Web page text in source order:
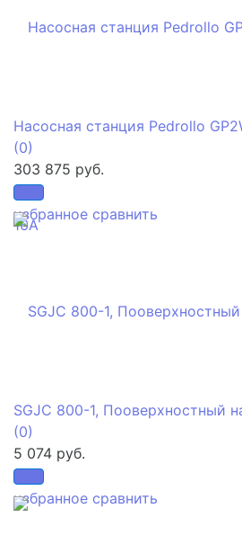
избранное сравнить
Насосная станция Pedrollo
(0)
303 875 руб.
избранное сравнить
SGJC 800-1, Пооверхностный
(0)
5 074 руб.